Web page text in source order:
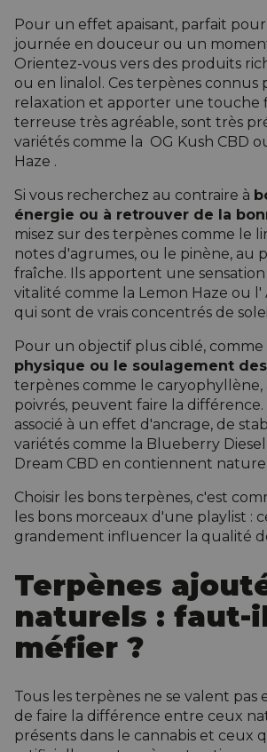
Pour un effet apaisant, parfait
journée en douceur ou un
Orientez-vous vers des produits
ou en linalol. Ces terpènes connus
relaxation et apporter une touche
terreuse très agréable, sont très
variétés comme la OG Kush CBD
Haze .
Si vous recherchez au contraire à
énergie ou à retrouver de la
misez sur des terpènes comme le
notes d'agrumes, ou le pinène, au
fraîche. Ils apportent une
vitalité comme la Lemon Haze ou l'
qui sont de vrais concentrés de
Pour un objectif plus ciblé, comme
physique ou le soulagement
terpènes comme le caryophyllène,
poivrés, peuvent faire la
associé à un effet d'ancrage, de
variétés comme la Blueberry Diesel
Dream CBD en contiennent
Choisir les bons terpènes, c'est
les bons morceaux d'une playlist :
grandement influencer la qualité
Terpènes
naturels : faut-
méfier ?
Tous les terpènes ne se valent pas
de faire la différence entre ceux
présents dans le cannabis et ceux